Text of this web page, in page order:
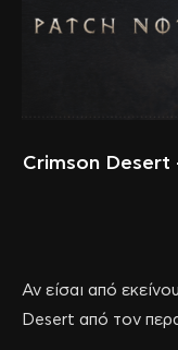
Crimson Desert
Αν είσαι από
Desert από τον